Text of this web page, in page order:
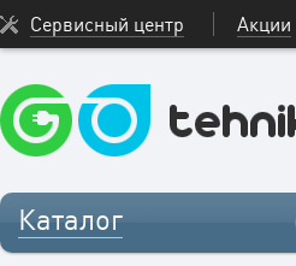
Сервисный центр Акции
Каталог